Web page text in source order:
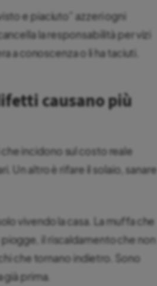
e piaciuto” azzeri ogni
la responsabilità per vizi
a conoscenza o li ha taciuti.
causano più
incidono sul costo reale
Un altro è rifare il solaio, sanare
vivendo la casa. La muffa che
il riscaldamento che non
che tornano indietro. Sono
prima.